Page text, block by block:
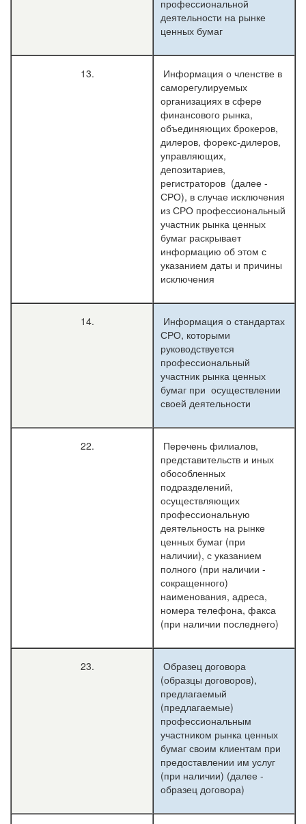
профессиональной
деятельности на рынке
ценных бумаг
13.
Информация о членстве в
саморегулируемых
организациях в сфере
финансового рынка,
объединяющих брокеров,
дилеров, форекс-дилеров,
управляющих,
депозитариев,
регистраторов (далее -
СРО), в случае исключения
из СРО профессиональный
участник рынка ценных
бумаг раскрывает
информацию об этом с
указанием даты и причины
исключения
14.
Информация о стандартах
СРО, которыми
руководствуется
профессиональный
участник рынка ценных
бумаг при осуществлении
своей деятельности
22.
Перечень филиалов,
представительств и иных
обособленных
подразделений,
осуществляющих
профессиональную
деятельность на рынке
ценных бумаг (при
наличии), с указанием
полного (при наличии -
сокращенного)
наименования, адреса,
номера телефона, факса
(при наличии последнего)
23.
Образец договора
(образцы договоров),
предлагаемый
(предлагаемые)
профессиональным
участником рынка ценных
бумаг своим клиентам при
предоставлении им услуг
(при наличии) (далее -
образец договора)